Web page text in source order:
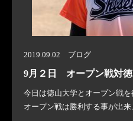
2019.09.02 ブログ
9月２日 オープン戦対
今日は徳山大学とオープン戦
オープン戦は勝利する事が